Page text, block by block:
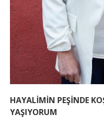
HAYALİMİN PEŞİNDE
YAŞIYORUM